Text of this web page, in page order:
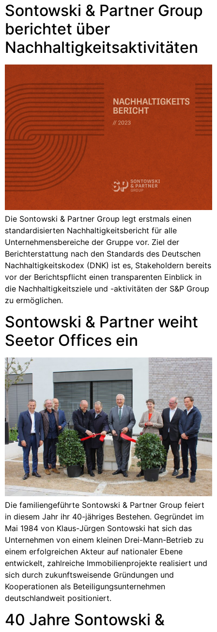
Sontowski & Partner Group
berichtet über
Nachhaltigkeitsaktivitäten
Die Sontowski & Partner Group legt erstmals einen
standardisierten Nachhaltigkeitsbericht für alle
Unternehmensbereiche der Gruppe vor. Ziel der
Berichterstattung nach den Standards des Deutschen
Nachhaltigkeitskodex (DNK) ist es, Stakeholdern bereits
vor der Berichtspflicht einen transparenten Einblick in
die Nachhaltigkeitsziele und -aktivitäten der S&P Group
zu ermöglichen.
Sontowski & Partner weiht
Seetor Offices ein
Die familiengeführte Sontowski & Partner Group feiert
in diesem Jahr ihr 40-jähriges Bestehen. Gegründet im
Mai 1984 von Klaus-Jürgen Sontowski hat sich das
Unternehmen von einem kleinen Drei-Mann-Betrieb zu
einem erfolgreichen Akteur auf nationaler Ebene
entwickelt, zahlreiche Immobilienprojekte realisiert und
sich durch zukunftsweisende Gründungen und
Kooperationen als Beteiligungsunternehmen
deutschlandweit positioniert.
40 Jahre Sontowski &